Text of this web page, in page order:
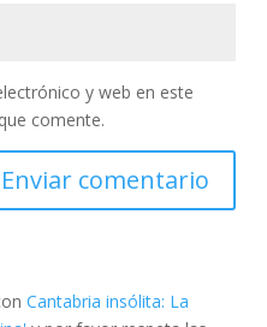
y web en este
comente.
Cantabria insólita: La